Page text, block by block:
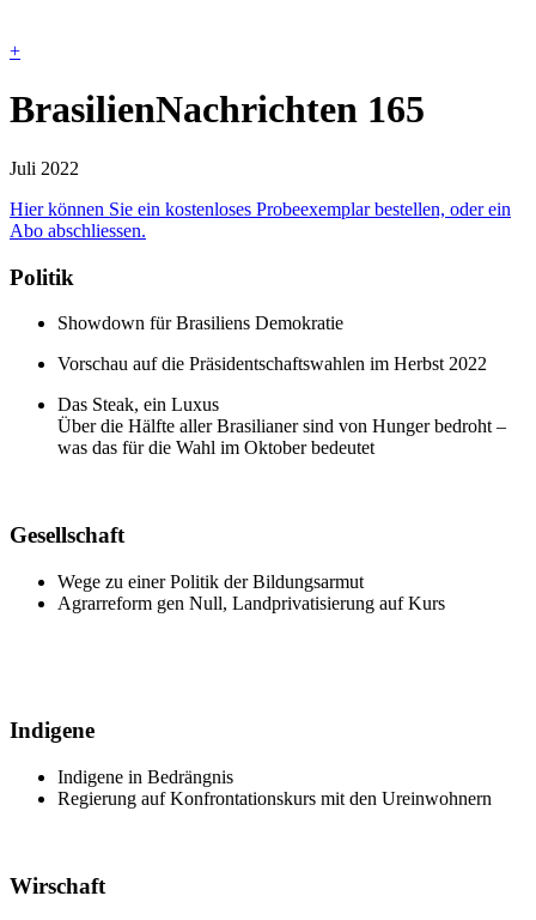
+
BrasilienNachrichten 165
Juli 2022
Hier können Sie ein kostenloses Probeexemplar bestellen, oder ein
Abo abschliessen.
Politik
Showdown für Brasiliens Demokratie
Vorschau auf die Präsidentschaftswahlen im Herbst 2022
Das Steak, ein Luxus
Über die Hälfte aller Brasilianer sind von Hunger bedroht –
was das für die Wahl im Oktober bedeutet
Gesellschaft
Wege zu einer Politik der Bildungsarmut
Agrarreform gen Null, Landprivatisierung auf Kurs
Indigene
Indigene in Bedrängnis
Regierung auf Konfrontationskurs mit den Ureinwohnern
Wirschaft